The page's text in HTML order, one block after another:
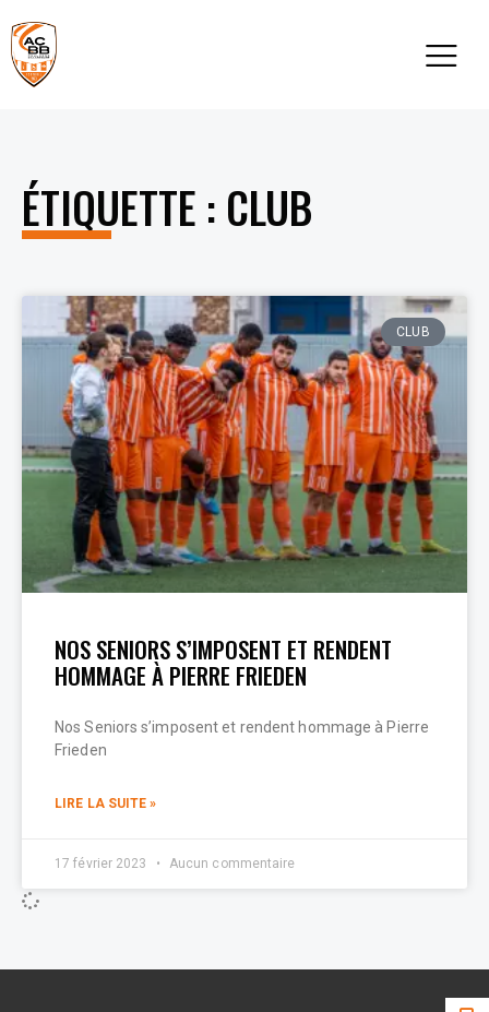
ÉTIQUETTE : CLUB
CLUB
NOS SENIORS S’IMPOSENT ET RENDENT
HOMMAGE À PIERRE FRIEDEN
Nos Seniors s’imposent et rendent hommage à Pierre
Frieden
LIRE LA SUITE »
17 février 2023 Aucun commentaire